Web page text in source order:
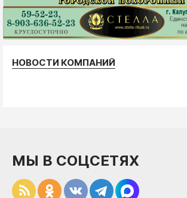
НОВОСТИ КОМПАНИЙ
МЫ В СОЦСЕТЯХ